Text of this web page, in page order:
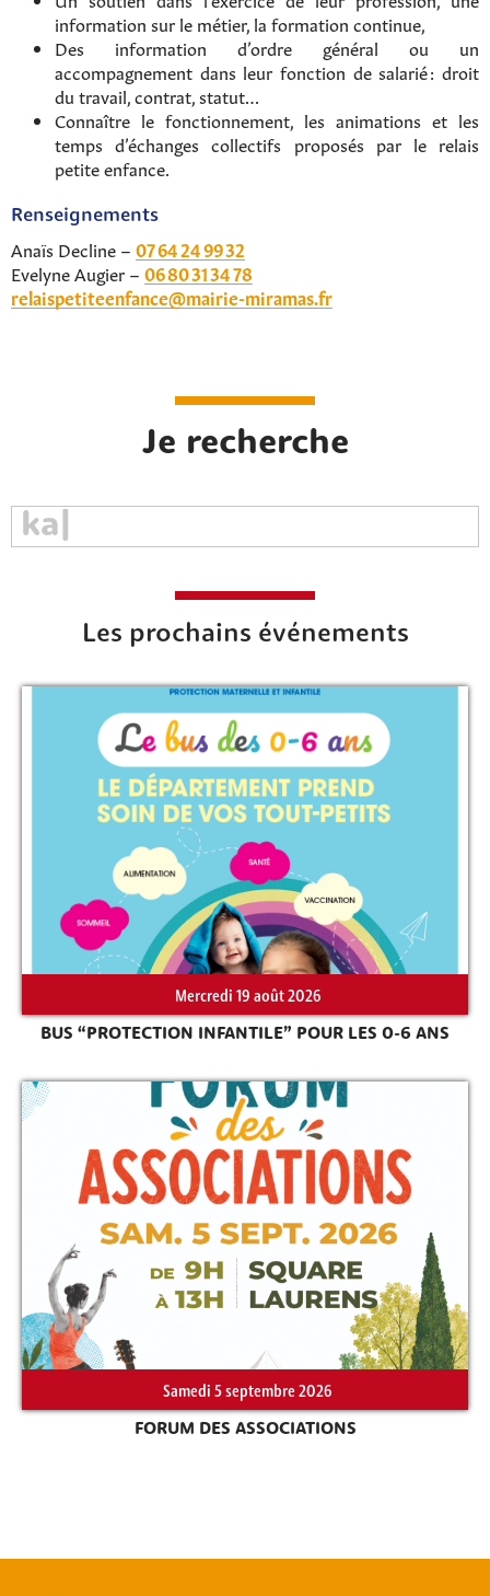
information sur le métier, la formation continue,
Des information d’ordre général ou un
accompagnement dans leur fonction de salarié : droit
du travail, contrat, statut…
Connaître le fonctionnement, les animations et les
temps d’échanges collectifs proposés par le relais
petite enfance.
Renseignements
Anaïs Decline – 07 64 24 99 32
Evelyne Augier – 06 80 31 34 78
relaispetiteenfance@mairie-miramas.fr
Je recherche
Les prochains événements
Mercredi 19 août 2026
BUS “PROTECTION INFANTILE” POUR LES 0-6 ANS
Samedi 5 septembre 2026
FORUM DES ASSOCIATIONS